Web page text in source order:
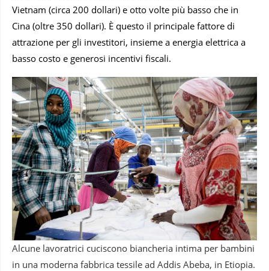
Vietnam (circa 200 dollari) e otto volte più basso che in
Cina (oltre 350 dollari). È questo il principale fattore di
attrazione per gli investitori, insieme a energia elettrica a
basso costo e generosi incentivi fiscali.
Alcune lavoratrici cuciscono biancheria intima per bambini
in una moderna fabbrica tessile ad Addis Abeba, in Etiopia.